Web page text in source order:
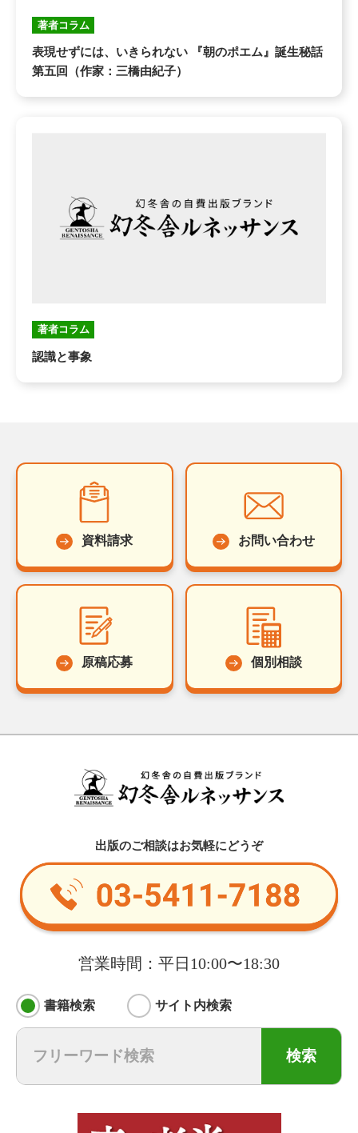
著者コラム
表現せずには、いきられない 『朝のポエム』誕生秘話
第五回（作家：三橋由紀子）
著者コラム
認識と事象
資料請求 お問い合わせ
原稿応募 個別相談
出版のご相談はお気軽にどうぞ
営業時間：平日10:00〜18:30
書籍検索 サイト内検索
検索